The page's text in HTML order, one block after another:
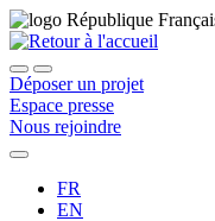
Déposer un projet
Espace presse
Nous rejoindre
FR
EN